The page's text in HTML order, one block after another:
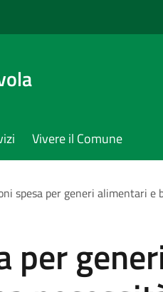
Vivere il Comune
spesa per generi alimentari e
per